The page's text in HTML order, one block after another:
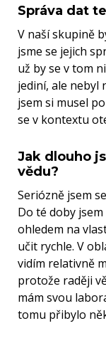
Správa dat
V naší skupině
jsme se jejich
už by se v tom
jediní, ale nebyl
jsem si musel
se v kontextu
Jak dlouho
vědu?
Seriózně jsem
Do té doby
ohledem na
učit rychle. V
vidím relativně
protože raději
mám svou
tomu přibylo